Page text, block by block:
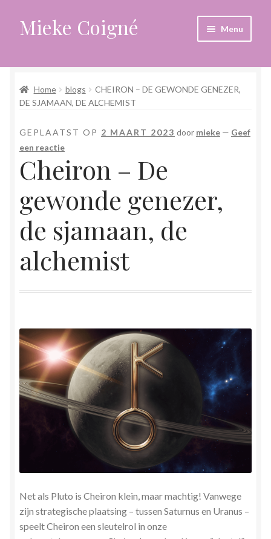
Ga
door
navigatie
Ga
naar
inhoud
Mieke Coigné Menu
Afrekenen
Anders leven in een sterk veranderende tijd
Blogs
Contact
Mijn account
Mindfulness en Hartcoherentie
Narcisme
Nieuw boek ‘Pareltjes in de Oceaan.’ Meditatieve haiku’s
Privacybeleid
Home blogs
CHEIRON – DE GEWONDE GENEZER,
DE SJAMAAN, DE ALCHEMIST
GEPLAATST OP 2 MAART 2023 door mieke — Geef
een reactie
Cheiron – De
gewonde genezer,
de sjamaan, de
alchemist
Net als Pluto is Cheiron klein, maar machtig! Vanwege
zijn strategische plaatsing – tussen Saturnus en Uranus –
speelt Cheiron een sleutelrol in onze